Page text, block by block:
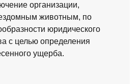
организации,
животным, по
юридического
с целью определения
ущерба.